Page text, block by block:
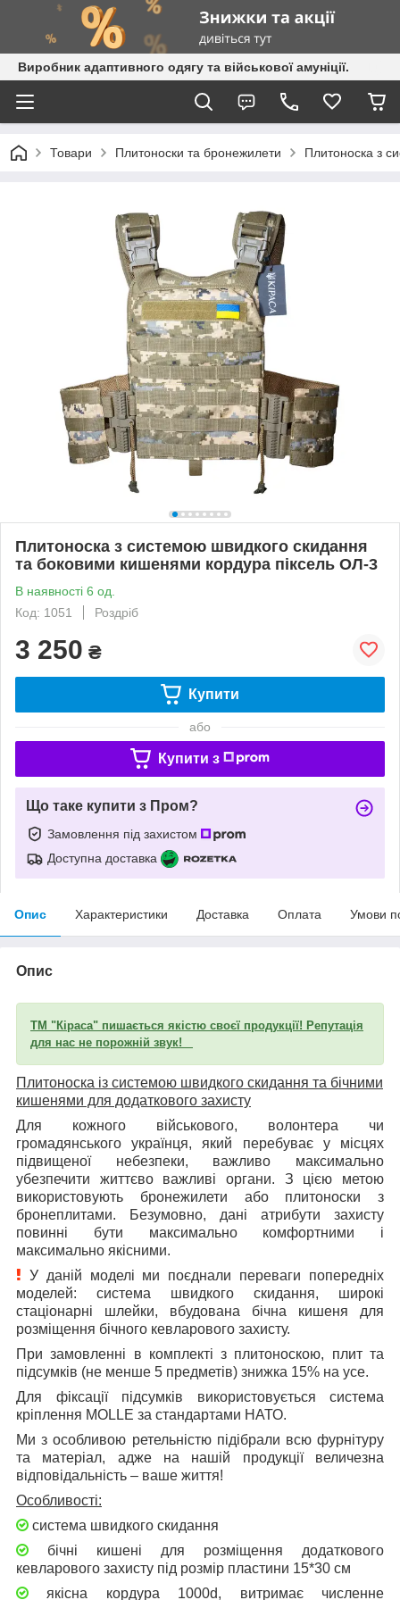
Виробник адаптивного одягу та військової амуніції.
Товари Плитоноски та бронежилети Плитоноска з
Плитоноска з системою швидкого скидання
та боковими кишенями кордура піксель ОЛ-3
В наявності 6 од.
Код: 1051
Роздріб
3 250 ₴
Купити
або
Купити з
Що таке купити з Пром?
Замовлення під захистом
Доступна доставка
Опис Характеристики Доставка Оплата Умови
Опис
ТМ "Кіраса" пишається якістю своєї продукції! Репутація
для нас не порожній звук!
Плитоноска із системою швидкого скидання та бічними
кишенями для додаткового захисту
Для кожного військового, волонтера чи
громадянського українця, який перебуває у місцях
підвищеної небезпеки, важливо максимально
убезпечити життєво важливі органи. З цією метою
використовують бронежилети або плитоноски з
бронеплитами. Безумовно, дані атрибути захисту
повинні бути максимально комфортними і
максимально якісними.
У даній моделі ми поєднали переваги попередніх
моделей: система швидкого скидання, широкі
стаціонарні шлейки, вбудована бічна кишеня для
розміщення бічного кевларового захисту.
При замовленні в комплекті з плитоноскою, плит та
підсумків (не менше 5 предметів) знижка 15% на усе.
Для фіксації підсумків використовується система
кріплення MOLLE за стандартами НАТО.
Ми з особливою ретельністю підібрали всю фурнітуру
та матеріал, адже на нашій продукції величезна
відповідальність – ваше життя!
Особливості:
система швидкого скидання
бічні кишені для розміщення додаткового
кевларового захисту під розмір пластини 15*30 см
якісна кордура 1000d, витримає численне